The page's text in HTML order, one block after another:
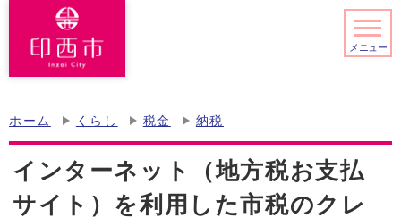
メニュー
ホーム くらし 税金 納税
インターネット（地方税お支払
サイト）を利用した市税のクレ